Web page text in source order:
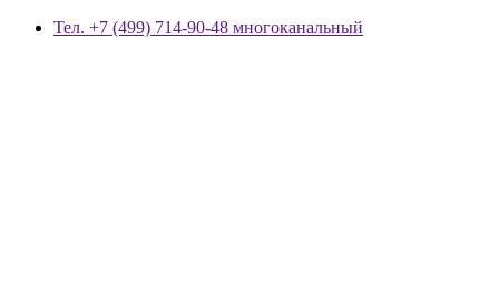
Тел. +7 (499) 714-90-48 многоканальный